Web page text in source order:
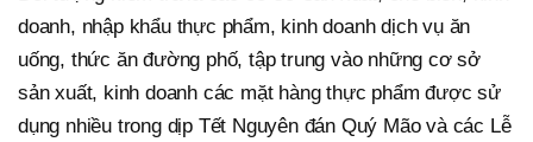
doanh, nhập khẩu thực phẩm, kinh doanh dịch vụ ăn
uống, thức ăn đường phố, tập trung vào những cơ sở
sản xuất, kinh doanh các mặt hàng thực phẩm được sử
dụng nhiều trong dịp Tết Nguyên đán Quý Mão và các Lễ